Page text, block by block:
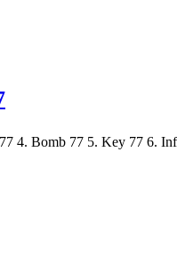
Bomb 77 5. Key 77 6.